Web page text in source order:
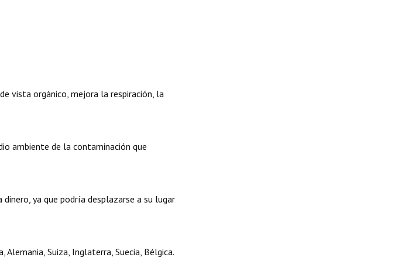
vista orgánico, mejora la respiración, la
ambiente de la contaminación que
ya que podría desplazarse a su lugar
Suiza, Inglaterra, Suecia, Bélgica.